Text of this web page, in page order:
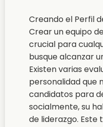
Creando el Perfil
Crear un equipo
crucial para
busque alcanzar
Existen varias
personalidad que
candidatos para
socialmente, su
de liderazgo. Este